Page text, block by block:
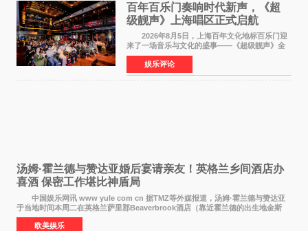
百年百乐门奏响时代新声，《超
级靓声》上海唱区正式启航
2026年8月5日，上海百年文化地标百乐门迎
来了一场音乐与文化的盛事——《超级靓声》全
国励志音乐公益节目上海唱区新闻发布会暨启动
仪式在此隆重举行。各界领导、嘉宾与媒体朋友
齐聚一堂，共同
娱乐评论
汤姆·霍兰德与赞达亚婚后宴请亲友！英格兰乡间酒店办
喜酒 保密工作堪比神盾局
中国娱乐网讯 www yule com cn 据TMZ等外媒报道，汤姆·霍兰德与赞达亚
于当地时间本周二在英格兰萨里郡Beaverbrook酒店（靠近霍兰德的出生地金斯
顿）举办婚宴，邀请家人与朋友们喝喜酒，庆祝
欧美娱乐